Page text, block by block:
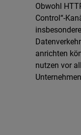
Obwohl
Control“-
anrichten
nutzen vor